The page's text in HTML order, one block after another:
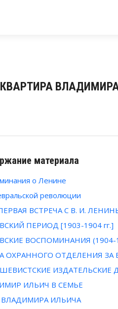
- КВАРТИРА
материала
о Ленине
революции
ВСТРЕЧА С В. И.
ПЕРИОД [1903-1904 гг.]
ВОСПОМИНАНИЯ (1904-
ОХРАННОГО ОТДЕЛЕНИЯ ЗА
ИЗДАТЕЛЬСКИЕ
ИЛЬИЧ В СЕМЬЕ
ИЛЬИЧА